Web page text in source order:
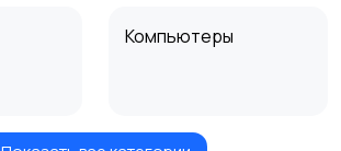
Компьютеры